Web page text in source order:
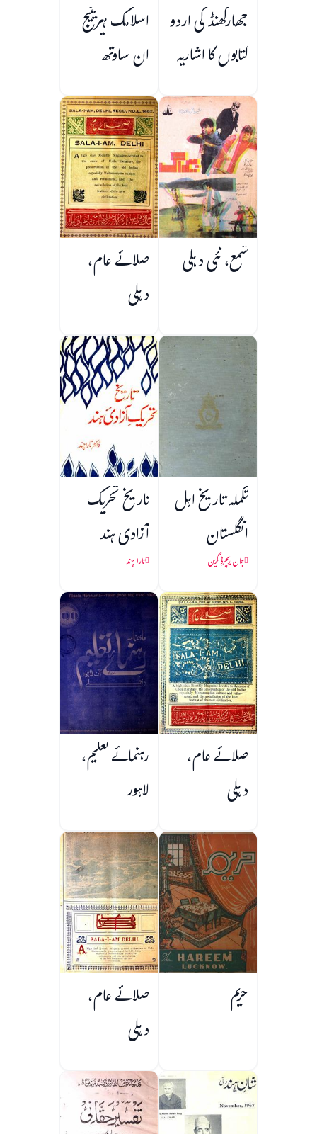
جھارکھنڈ کی اردو
کتابوں کا اشاریہ
اسلامک ہیریٹیج
ان ساوتھ
ایشین سب
کونٹینینٹ
شمع، نئی دہلی صلائے عام،
دہلی
تکملہ تاریخ اہل
انگلستان
جان ریچرڈ گرین
تاریخ تحریک
آزادی ہند
تارا چند
صلائے عام،
دہلی
رہنمائے تعلیم،
لاہور
حریم صلائے عام،
دہلی